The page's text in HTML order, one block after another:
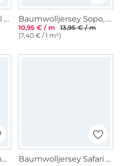
Baumwolljersey Small Stripes, blau Baumwolljersey Sopo, wollweiß
10,95 € / m
13,95 € / m
(7,40 € / 1 m²)
Baumwolljersey uni, helltürkis Baumwolljersey Safari Animals, wollweiß